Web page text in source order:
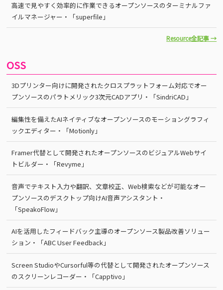
高速で見やすく効率的に作業できるオープンソースのターミナルファ
イルマネージャー・「superfile」
Resource全記事 →
OSS
3Dプリンター向けに開発されたクロスプラットフォーム対応でオー
プンソースのパラトメリック3次元CADアプリ・「SindriCAD」
編集性を備えたAIネイティブなオープンソースのモーショングラフィ
ックエディター・「Motionly」
Framer代替として開発されたオープンソースのビジュアルWebサイ
トビルダー・「Revyme」
音声でテキスト入力や翻訳、文章校正、Web検索などが可能なオー
プンソースのデスクトップ向けAI音声アシスタント・
「SpeakoFlow」
AIを活用したフィードバック主導のオープンソース製品改善ソリュー
ション・「ABC User Feedback」
Screen StudioやCursorful等の代替として開発されたオープンソース
のスクリーンレコーダー・「Capptivo」